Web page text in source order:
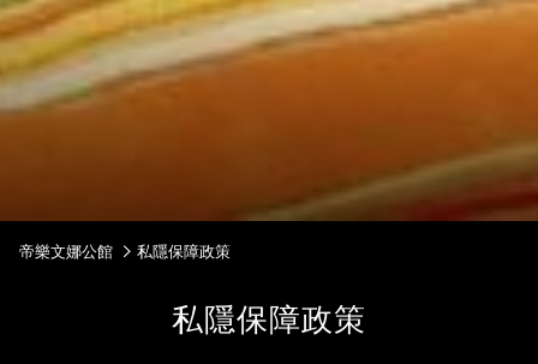
帝樂文娜公館 私隱保障政策
私隱保障政策